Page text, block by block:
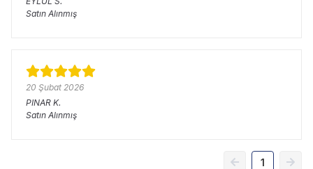
Satın Alınmış
20 Şubat 2026
PINAR K.
Satın Alınmış
1